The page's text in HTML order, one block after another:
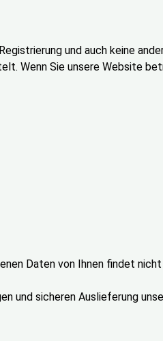
und auch keine
Wenn Sie unsere Website
Daten von Ihnen findet
und sicheren Auslieferung